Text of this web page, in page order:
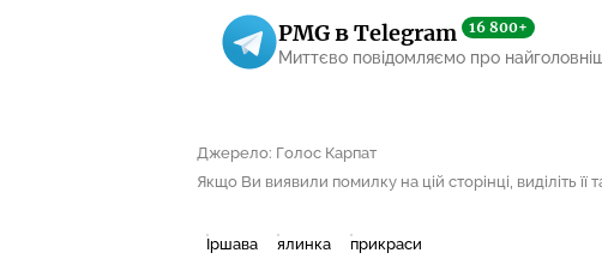
PMG в Telegram 16 800+
Миттєво повідомляємо про
Джерело: Голос Карпат
Якщо Ви виявили помилку на цій сторінці, виділіть її
Іршава ялинка прикраси